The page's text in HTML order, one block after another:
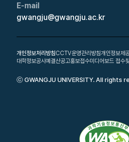
E-mail
gwangju@gwangju.ac.kr
개인정보처리방침CCTV운영관리방침개인정보제
대학정보공시예결산공고홍보접수미디어보드 접수
ⓒ GWANGJU UNIVERSITY. All rights